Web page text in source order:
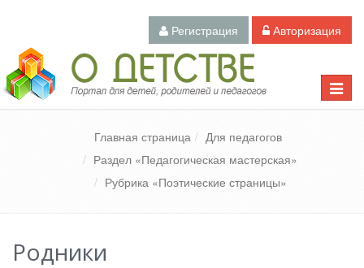
Регистрация Авторизация
Toggle
Педагогический портал «О детстве»
Главная страница
Для педагогов
Раздел «Педагогическая мастерская»
Рубрика «Поэтические страницы»
Родники